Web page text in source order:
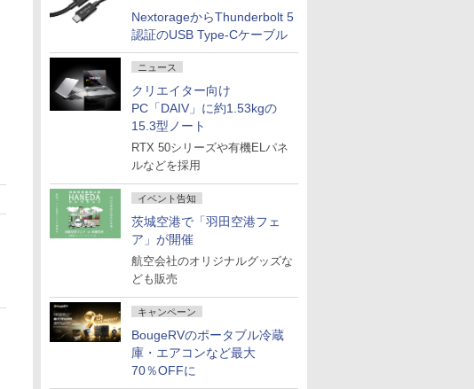
NextorageからThunderbolt 5
認証のUSB Type-Cケーブル
ニュース
クリエイター向け
PC「DAIV」に約1.53kgの
15.3型ノート
RTX 50シリーズや有機ELパネ
ルなどを採用
イベント告知
茨城空港で「羽田空港フェ
ア」が開催
航空会社のオリジナルグッズな
ども販売
キャンペーン
BougeRVのポータブル冷蔵
庫・エアコンなど最大
70％OFFに